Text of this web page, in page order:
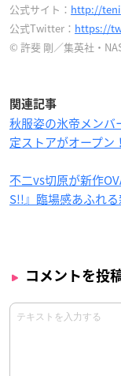
公式サイト： http://
公式Twitter： https://
© 許斐 剛／集英社・
関連記事
秋服姿の氷帝メンバ
定ストアがオープン
不二vs切原が新作
S!!』臨場感あふれ
コメントを投